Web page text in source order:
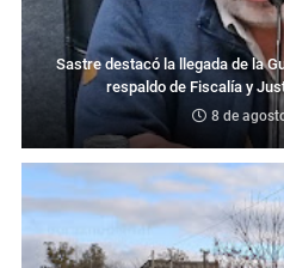
Sastre destacó la llegada de la
respaldo de Fiscalía y
8 de